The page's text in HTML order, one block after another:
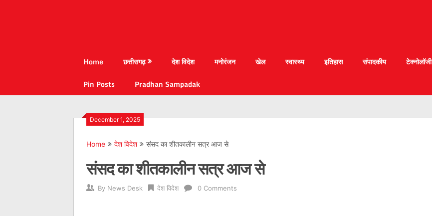
Home छत्तीसगढ़ देश विदेश मनोरंजन खेल स्वास्थ्य इतिहास संपादकीय टेक्नोलॉजी
Pin Posts
Pradhan Sampadak
December 1, 2025
Home देश विदेश संसद का शीतकालीन सत्र आज से
संसद का शीतकालीन सत्र आज से
By News Desk देश विदेश 0 Comments